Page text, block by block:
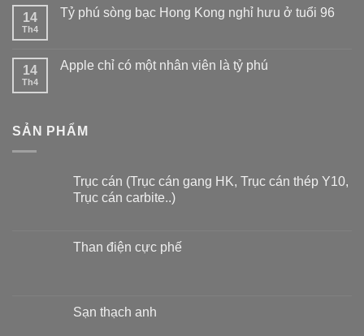
14
Th4
Tỷ phú sòng bạc Hong Kong nghỉ hưu ở tuổi 96
14
Th4
Apple chỉ có một nhân viên là tỷ phú
SẢN PHẨM
Trục cán (Trục cán gang HK, Trục cán thép Y10,
Trục cán carbite..)
Than điện cực phế
Sạn thạch anh